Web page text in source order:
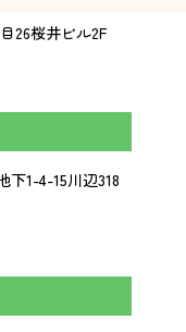
26桜井ビル2F
1-4-15川辺318